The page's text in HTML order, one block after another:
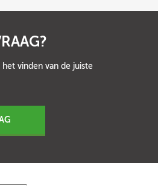
vinden van de juiste